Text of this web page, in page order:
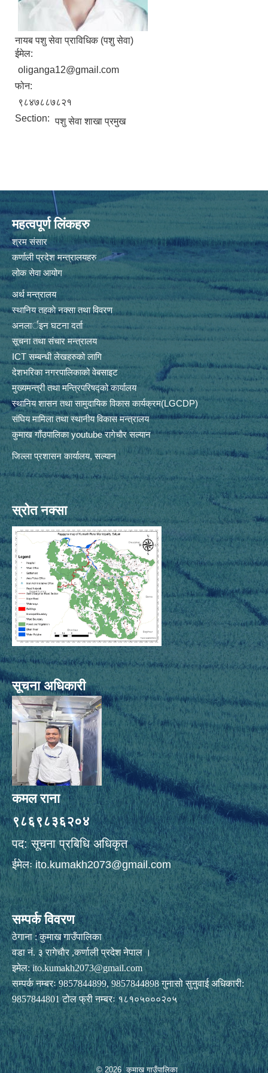
नायब पशु सेवा प्राविधिक (पशु सेवा)
ईमेल:
oliganga12@gmail.com
फोन:
९८४७८८७८२१
Section: पशु सेवा शाखा प्रमुख
महत्वपूर्ण लिंकहरु
श्रम संसार
कर्णाली प्रदेश मन्त्रालयहरु
लोक सेवा आयोग
अर्थ मन्त्रालय
स्थानिय तहकाे नक्सा तथा विवरण
अनलार्इन घटना दर्ता
सूचना तथा संचार मन्त्रालय
ICT सम्बन्धी लेखहरुको लागि
देशभरिका नगरपालिकाको वेबसाइट
मुख्यमन्त्री तथा मन्त्रिपरिषद्को कार्यालय
स्थानिय शासन तथा सामुदायिक विकास कार्यक्रम(LGCDP)
संघिय मामिला तथा स्थानीय विकास मन्त्रालय
कुमाख गाँउपालिका youtube रागेचाैर सल्यान
जिल्ला प्रशासन कार्यालय, सल्यान
स्रोत नक्सा
सूचना अधिकारी
कमल राना
९८६९८३६२०४
पद: सूचना प्रबिधि अधिकृत
ईमेलःito.kumakh2073@gmail.com
सम्पर्क विवरण
ठेगाना : कुमाख गाउँपालिका
वडा नं. ३ रागेचाैर ,कर्णाली प्रदेश नेपाल ।
इमेल:ito.kumakh2073@gmail.com
सम्पर्क नम्बरः 9857844899, 9857844898 गुनासो सुनुवाई अधिकारी:
9857844801 टोल फ्री नम्बरः १८१०५०००२०५
© 2026 कुमाख गाउँपालिका